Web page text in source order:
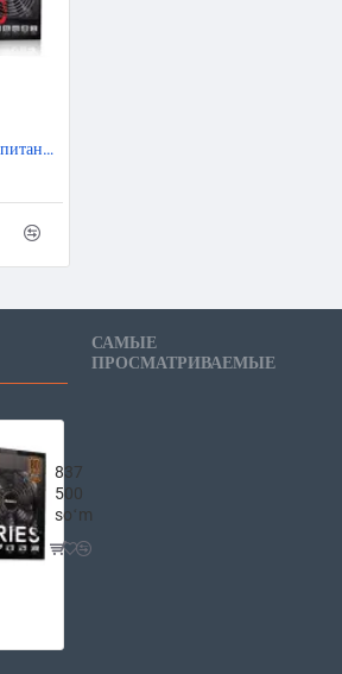
Компьютерный блок питания HuntKey 500 Ватт GS600 80+
САМЫЕ
ПРОСМАТРИВАЕМЫЕ
837
500
soʻm